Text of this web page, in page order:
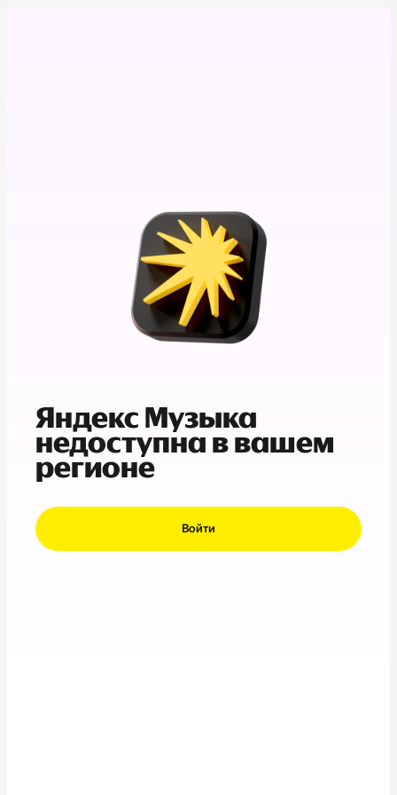
Яндекс Музыка
недоступна в вашем
регионе
Войти